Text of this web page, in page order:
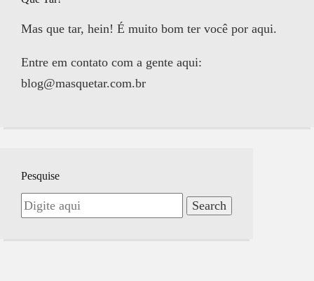
Mas que tar, hein! É muito bom ter você por aqui.
Entre em contato com a gente aqui:
blog@masquetar.com.br
Pesquise